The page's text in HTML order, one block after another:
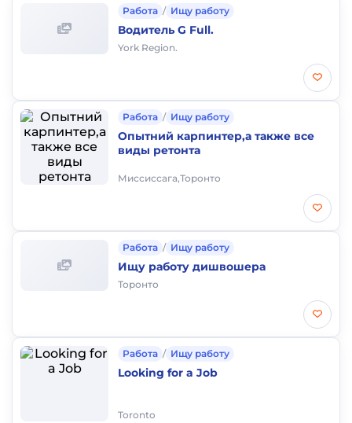
Работа / Ищу работу
Водитель G Full.
York Region.
Работа / Ищу работу
Опытний карпинтер,а также все
виды ретонта
Миссиссага,Торонто
Работа / Ищу работу
Ищу работу дишвошера
Торонто
Работа / Ищу работу
Looking for a Job
Toronto